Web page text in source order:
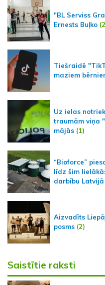
"BL Serviss
Ernests Buļko
Tiešraidē
maziem
Uz ielas
traumām viņa
mājās (1)
“Bioforce”
līdz šim
darbību Latvijā
Aizvadīts
posms (2)
Saistītie raksti